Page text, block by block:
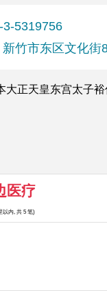
3-5319756
竹市东区文化街
大正天皇东宫太子
医疗
以内, 共 5 笔)